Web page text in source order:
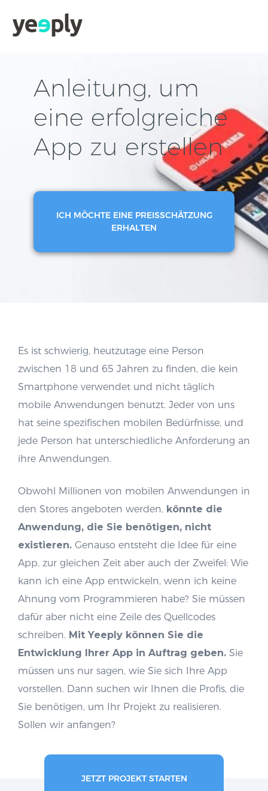
Anleitung, um
eine erfolgreiche
App zu erstellen
ICH MÖCHTE EINE PREISSCHÄTZUNG
ERHALTEN
Es ist schwierig, heutzutage eine Person
zwischen 18 und 65 Jahren zu finden, die kein
Smartphone verwendet und nicht täglich
mobile Anwendungen benutzt. Jeder von uns
hat seine spezifischen mobilen Bedürfnisse, und
jede Person hat unterschiedliche Anforderung an
ihre Anwendungen.
Obwohl Millionen von mobilen Anwendungen in
den Stores angeboten werden, könnte die
Anwendung, die Sie benötigen, nicht
existieren. Genauso entsteht die Idee für eine
App, zur gleichen Zeit aber auch der Zweifel: Wie
kann ich eine App entwickeln, wenn ich keine
Ahnung vom Programmieren habe? Sie müssen
dafür aber nicht eine Zeile des Quellcodes
schreiben. Mit Yeeply können Sie die
Entwicklung Ihrer App in Auftrag geben. Sie
müssen uns nur sagen, wie Sie sich Ihre App
vorstellen. Dann suchen wir Ihnen die Profis, die
Sie benötigen, um Ihr Projekt zu realisieren.
Sollen wir anfangen?
JETZT PROJEKT STARTEN